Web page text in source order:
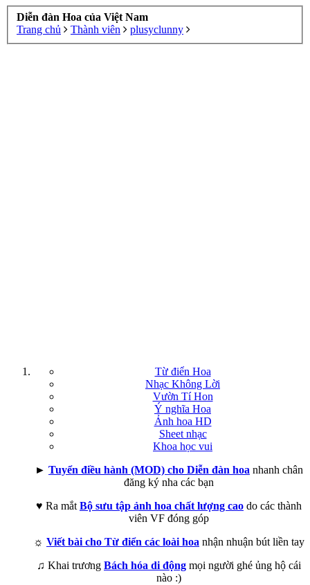
Diễn đàn Hoa của Việt Nam
Trang chủ
Thành viên plusyclunny
Từ điển Hoa
Nhạc Không Lời
Vườn Tí Hon
Ý nghĩa Hoa
Ảnh hoa HD
Sheet nhạc
Khoa học vui
► Tuyển điều hành (MOD) cho Diễn đàn hoa nhanh chân
đăng ký nha các bạn
♥ Ra mắt Bộ sưu tập ảnh hoa chất lượng cao do các thành
viên VF đóng góp
☼ Viết bài cho Từ điển các loài hoa nhận nhuận bút liền tay
♫ Khai trương Bách hóa di động mọi người ghé ủng hộ cái
nào :)